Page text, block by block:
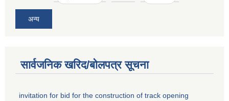
अन्य
सार्वजनिक खरिद/बोलपत्र सूचना
invitation for bid for the construction of track opening